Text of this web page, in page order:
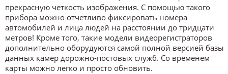
прекрасную четкость изображения. С помощью такого
прибора можно отчетливо фиксировать номера
автомобилей и лица людей на расстоянии до тридцати
метров! Кроме того, такие модели видеорегистраторов
дополнительно оборудуются самой полной версией базы
данных камер дорожно-постовых служб. Со временем
карты можно легко и просто обновить.